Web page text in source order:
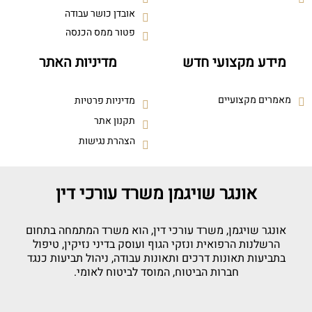
אובדן כושר עבודה
פטור ממס הכנסה
מידע מקצועי חדש
מאמרים מקצועיים
מדיניות האתר
מדיניות פרטיות
תקנון אתר
הצהרת נגישות
אונגר שויגמן משרד עורכי דין
אונגר שויגמן, משרד עורכי דין, הוא משרד המתמחה בתחום
הרשלנות הרפואית ונזקי הגוף ועוסק בדיני נזיקין, טיפול
בתביעות תאונות דרכים ותאונות עבודה, ניהול תביעות כנגד
חברות הביטוח, המוסד לביטוח לאומי.